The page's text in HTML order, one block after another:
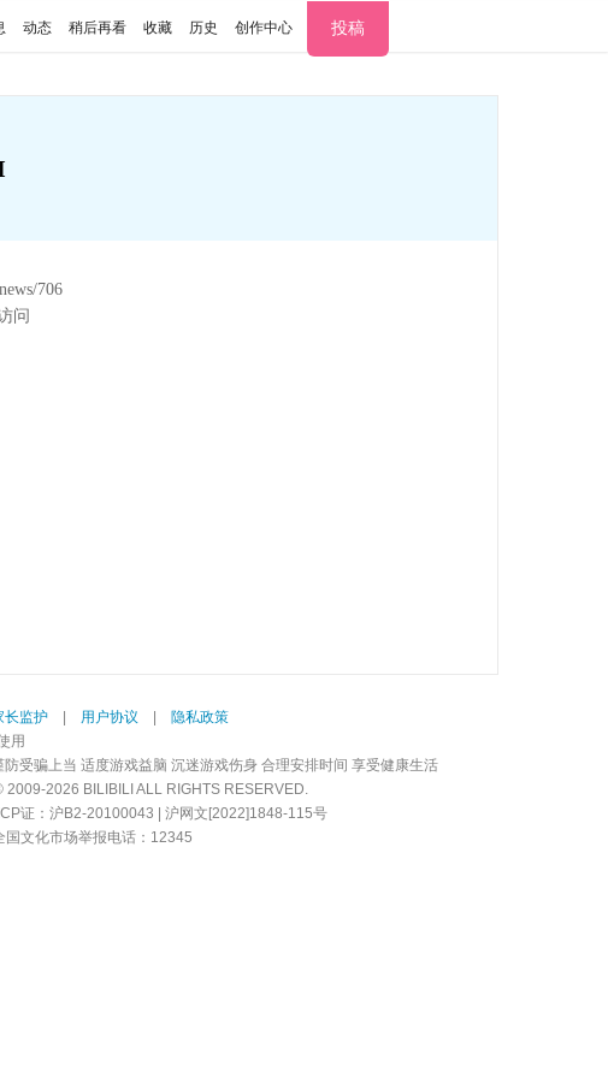
动态 稍后再看 收藏 历史 创作中心 投稿
706
问
长监护 用户协议
隐私政策
用
受骗上当 适度游戏益脑 沉迷游戏伤身 合理安排时间 享受健康生活
2026 BILIBILI ALL RIGHTS RESERVED.
证：沪B2-20100043 | 沪网文[2022]1848-115号
国文化市场举报电话：12345